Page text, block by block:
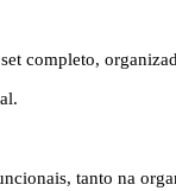
completo,
tanto na